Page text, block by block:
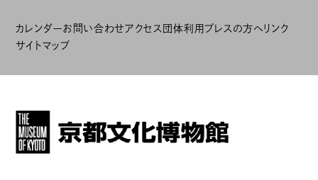
カレンダーお問い合わせアクセス 団体利用 プレスの方へリンク
サイトマップ